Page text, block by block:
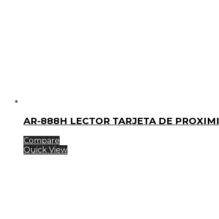
AR-888H LECTOR TARJETA DE
Compare
Quick View